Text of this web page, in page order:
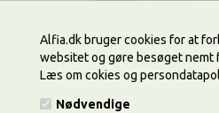
Alfia.dk bruger cookies for at
websitet og gøre besøget nemt
Læs om cokies og
Nødvendige
Pris ved 1 pakning
58,00 DKK